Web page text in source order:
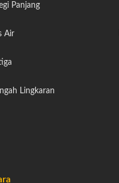
Panjang
Air
Lingkaran